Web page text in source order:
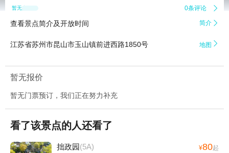
暂无点评 0条评论 
查看景点简介及开放时间 简介 
江苏省苏州市昆山市玉山镇前进西路1850号 地图 
暂无报价
暂无门票预订，我们正在努力补充
看了该景点的人还看了
拙政园(5A) ¥80起